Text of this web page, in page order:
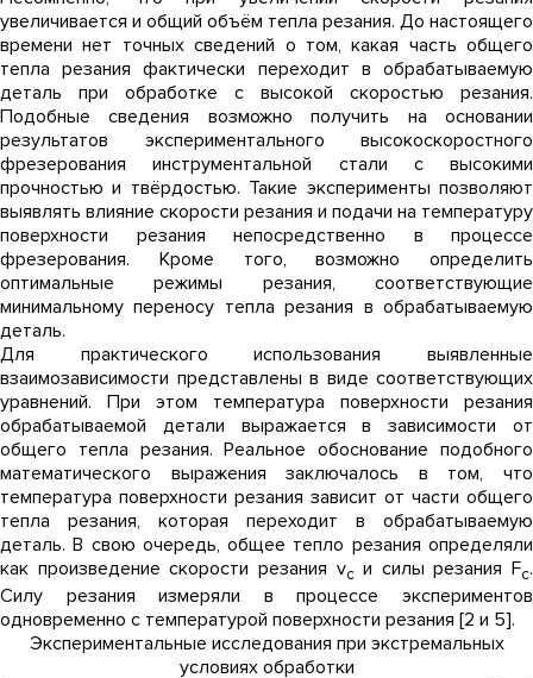
увеличивается и общий объём тепла резания. До настоящего
времени нет точных сведений о том, какая часть общего
тепла резания фактически переходит в обрабатываемую
деталь при обработке с высокой скоростью резания.
Подобные сведения возможно получить на основании
результатов экспериментального высокоскоростного
фрезерования инструментальной стали с высокими
прочностью и твёрдостью. Такие эксперименты позволяют
выявлять влияние скорости резания и подачи на температуру
поверхности резания непосредственно в процессе
фрезерования. Кроме того, возможно определить
оптимальные режимы резания, соответствующие
минимальному переносу тепла резания в обрабатываемую
деталь.
Для практического использования выявленные
взаимозависимости представлены в виде соответствующих
уравнений. При этом температура поверхности резания
обрабатываемой детали выражается в зависимости от
общего тепла резания. Реальное обоснование подобного
математического выражения заключалось в том, что
температура поверхности резания зависит от части общего
тепла резания, которая переходит в обрабатываемую
деталь. В свою очередь, общее тепло резания определяли
как произведение скорости резания vcи силы резания Fc.
Силу резания измеряли в процессе экспериментов
одновременно с температурой поверхности резания [2 и 5].
Экспериментальные исследования при экстремальных
условиях обработки